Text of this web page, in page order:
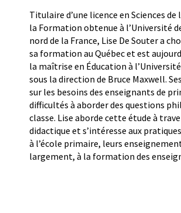
Titulaire d’une licence en Sciences de
la Formation obtenue à l’Université
nord de la France, Lise De Souter a
sa formation au Québec et est
la maîtrise en Éducation à
sous la direction de Bruce Maxwell.
sur les besoins des enseignants de
difficultés à aborder des questions
classe. Lise aborde cette étude à
didactique et s’intéresse aux
à l’école primaire, leurs
largement, à la formation des